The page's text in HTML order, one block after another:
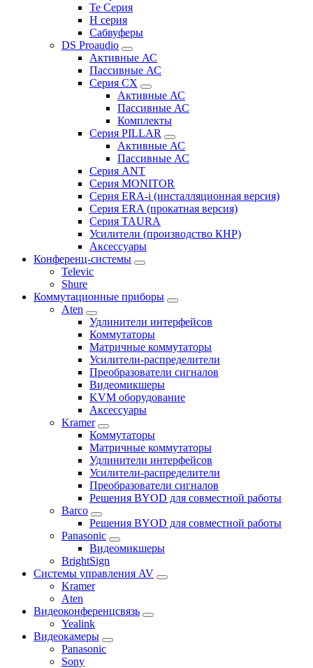
Te Серия
H серия
Сабвуферы
DS Proaudio
Активные АС
Пассивные АС
Серия CX
Активные АС
Пассивные АС
Комплекты
Серия PILLAR
Активные АС
Пассивные АС
Серия ANT
Серия MONITOR
Серия ERA-i (инсталляционная версия)
Серия ERA (прокатная версия)
Серия TAURA
Усилители (производство КНР)
Аксессуары
Конференц-системы
Televic
Shure
Коммутационные приборы
Aten
Удлинители интерфейсов
Коммутаторы
Матричные коммутаторы
Усилители-распределители
Преобразователи сигналов
Видеомикшеры
KVM оборудование
Аксессуары
Kramer
Коммутаторы
Матричные коммутаторы
Удлинители интерфейсов
Усилители-распределители
Преобразователи сигналов
Решения BYOD для совместной работы
Barco
Решения BYOD для совместной работы
Panasonic
Видеомикшеры
BrightSign
Системы управления AV
Kramer
Aten
Видеоконференцсвязь
Yealink
Видеокамеры
Panasonic
Sony